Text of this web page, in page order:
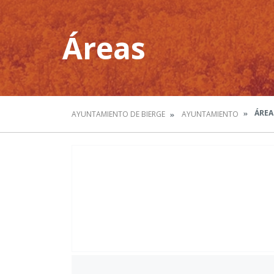
Áreas
AYUNTAMIENTO DE BIERGE AYUNTAMIENTO